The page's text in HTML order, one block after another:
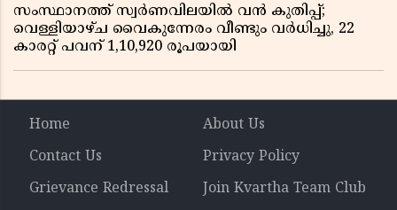
സംസ്ഥാനത്ത് സ്വർണവിലയിൽ വൻ കുതിപ്പ്;
വെള്ളിയാഴ്ച വൈകുന്നേരം വീണ്ടും വർധിച്ചു, 22
കാരറ്റ് പവന് 1,10,920 രൂപയായി
Home
About Us
Contact Us
Privacy Policy
Grievance Redressal
Join Kvartha Team Club